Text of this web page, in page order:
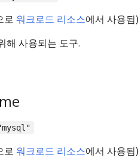
로 워크로드 리소스에서 사용됨)
해 사용되는 도구.
로 워크로드 리소스에서 사용됨)